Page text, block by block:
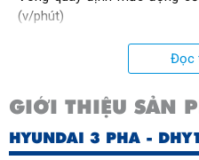
(v/phút)
Dung tích dầu bôi trơn động cơ
(L)
Hệ thống khởi động
Đọc
GIỚI THIỆU SẢN
HYUNDAI 3 PHA -